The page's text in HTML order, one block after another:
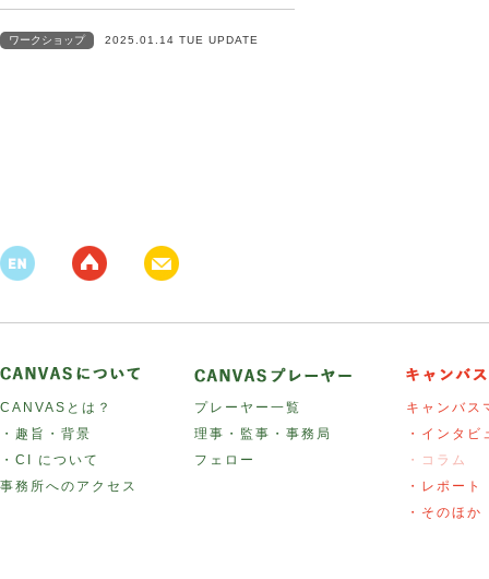
ワークショップ 2025.01.14 TUE UPDATE
CANVASとは？
・趣旨・背景
・CI について
事務所へのアクセス
プレーヤー一覧
理事・監事・事務局
フェロー
キャンバス
・インタビ
・コラム
・レポート
・そのほか